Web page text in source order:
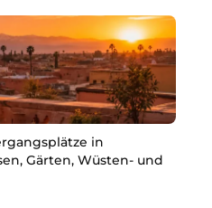
in
Gärten, Wüsten- und